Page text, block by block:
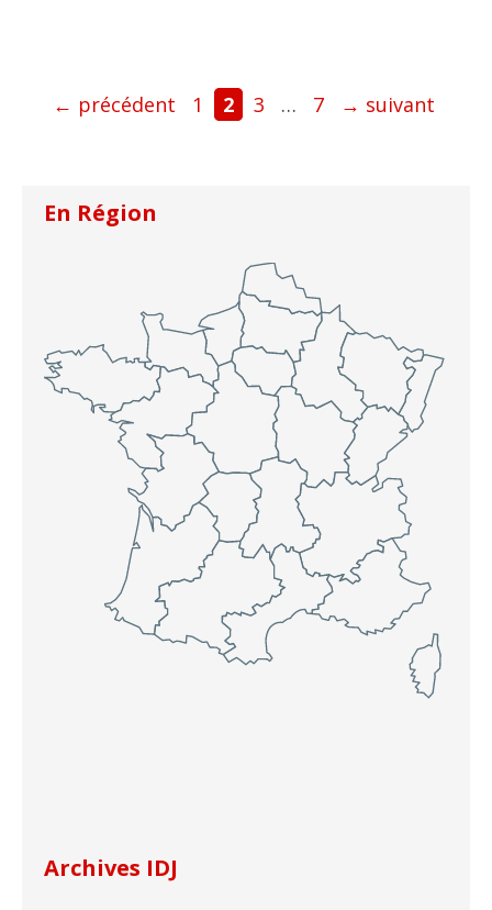
← précédent Page
1 Page
2 Page
3 … Page
7 → suivant
En Région
Archives IDJ